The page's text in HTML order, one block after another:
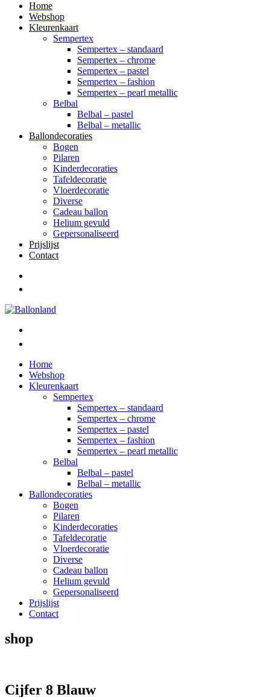
Home
Webshop
Kleurenkaart
Sempertex
Sempertex – standaard
Sempertex – chrome
Sempertex – pastel
Sempertex – fashion
Sempertex – pearl metallic
Belbal
Belbal – pastel
Belbal – metallic
Ballondecoraties
Bogen
Pilaren
Kinderdecoraties
Tafeldecoratie
Vloerdecoratie
Diverse
Cadeau ballon
Helium gevuld
Gepersonaliseerd
Prijslijst
Contact
Home
Webshop
Kleurenkaart
Sempertex
Sempertex – standaard
Sempertex – chrome
Sempertex – pastel
Sempertex – fashion
Sempertex – pearl metallic
Belbal
Belbal – pastel
Belbal – metallic
Ballondecoraties
Bogen
Pilaren
Kinderdecoraties
Tafeldecoratie
Vloerdecoratie
Diverse
Cadeau ballon
Helium gevuld
Gepersonaliseerd
Prijslijst
Contact
shop
Cijfer 8 Blauw